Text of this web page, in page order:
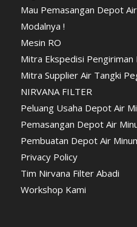
Mau Pemasangan Depot
Modalnya !
Mesin RO
Mitra Ekspedisi Pengiriman
Mitra Supplier Air Tangki
NIRVANA FILTER
Peluang Usaha Depot Air
Pemasangan Depot Air
Pembuatan Depot Air
Privacy Policy
Tim Nirvana Filter Abadi
Workshop Kami